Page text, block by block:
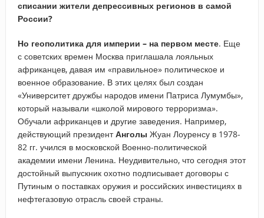
списании жители депрессивных регионов в самой
России?
Но геополитика для империи – на первом месте. Еще
с советских времен Москва приглашала лояльных
африканцев, давая им «правильное» политическое и
военное образование. В этих целях был создан
«Университет дружбы народов имени Патриса Лумумбы»,
который называли «школой мирового терроризма».
Обучали африканцев и другие заведения. Например,
действующий президентАнголы Жуан Лоуренсу в 1978-
82 гг. учился в московской Военно-политической
академии имени Ленина. Неудивительно, что сегодня этот
достойный выпускник охотно подписывает договоры с
Путиным о поставках оружия и российских инвестициях в
нефтегазовую отрасль своей страны.